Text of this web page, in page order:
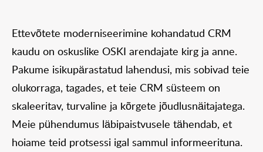
Ettevõtete moderniseerimine kohandatud CRM
kaudu on oskuslike OSKI arendajate kirg ja anne.
Pakume isikupärastatud lahendusi, mis sobivad teie
olukorraga, tagades, et teie CRM süsteem on
skaleeritav, turvaline ja kõrgete jõudlusnäitajatega.
Meie pühendumus läbipaistvusele tähendab, et
hoiame teid protsessi igal sammul informeerituna.